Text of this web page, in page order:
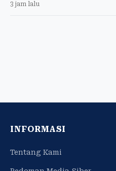
3 jam lalu
INFORMASI
Tentang Kami